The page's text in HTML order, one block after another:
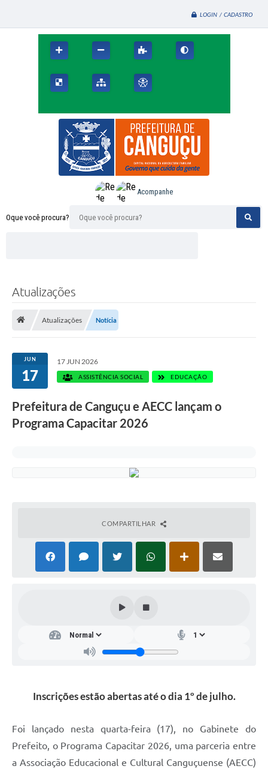
LOGIN / CADASTRO
Oque você procura?
Acompanhe
Atualizações
Atualizações Notícia
JUN
17
17 JUN 2026
ASSISTÊNCIA SOCIAL EDUCAÇÃO
Prefeitura de Canguçu e AECC lançam o
Programa Capacitar 2026
COMPARTILHAR
Inscrições estão abertas até o dia 1º de julho.
Foi lançado nesta quarta-feira (17), no Gabinete do
Prefeito, o Programa Capacitar 2026, uma parceria entre
a Associação Educacional e Cultural Canguçuense (AECC)